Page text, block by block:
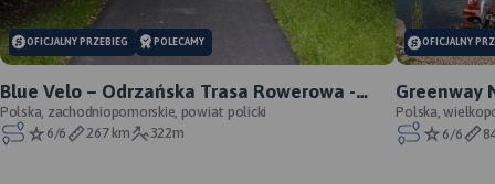
OFICJALNY PRZEBIEG POLECAMY
Blue Velo – Odrzańska Trasa Rowerowa -
oficjalny przebieg
Polska, zachodniopomorskie, powiat policki
6/6
267 km 322m
OFICJALNY
Greenway
przebieg
Polska,
6/6